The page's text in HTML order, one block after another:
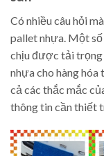
Có nhiều câu hỏi
pallet nhựa. Một số
chịu được tải trọng
nhựa cho hàng
cả các thắc mắc
thông tin cần thiết